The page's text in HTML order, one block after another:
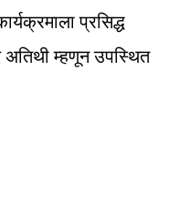
प्रसिद्ध
अतिथी म्हणून उपस्थित